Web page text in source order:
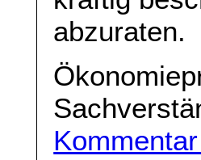
abzuraten.